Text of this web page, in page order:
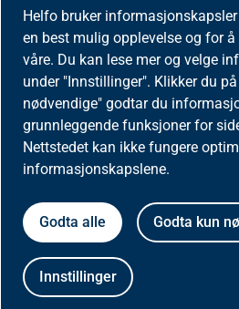
Helfo bruker
en best mulig opplevelse og for
våre. Du kan lese mer og velge
under "Innstillinger". Klikker du
nødvendige" godtar du
grunnleggende funksjoner for
Nettstedet kan ikke fungere
informasjonskapslene.
Godta alle Godta kun
Innstillinger
Ledig stilling
Kontakt oss
About Helfo
Helfo
Postboks 2415
3104 Tønsberg